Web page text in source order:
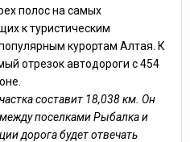
полос на самых
к туристическим
курортам Алтая. К
отрезок автодороги с 454
составит 18,038 км. Он
поселками Рыбалка и
дорога будет отвечать